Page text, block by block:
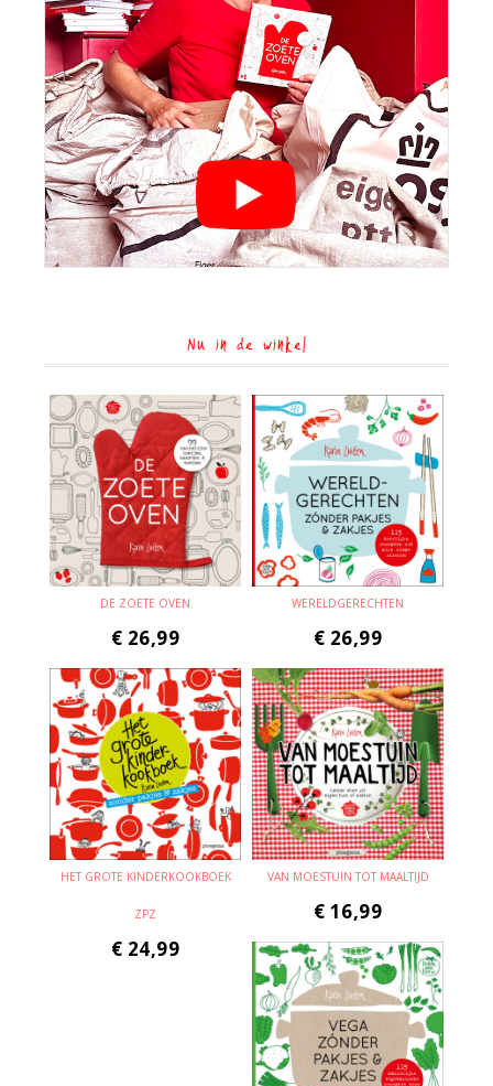
Nu in de winkel
DE ZOETE OVEN
€ 26,99
WERELDGERECHTEN
€ 26,99
HET GROTE KINDERKOOKBOEK
ZPZ
€ 24,99
VAN MOESTUIN TOT MAALTIJD
€ 16,99